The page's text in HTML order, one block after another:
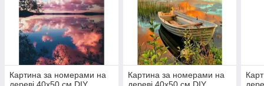
Картина за номерами на
дереві 40х50 см DIY
Картина за номерами на
дереві 40х50 см DIY